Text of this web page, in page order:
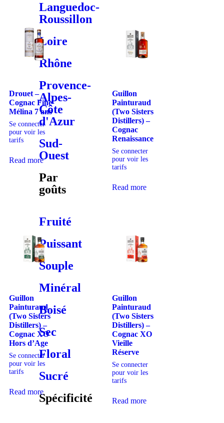
Languedoc-
Roussillon
Loire
Rhône
Provence-
Alpes-
Côte
d'Azur
Sud-
Ouest
Par
goûts
Fruité
Puissant
Souple
Minéral
Boisé
Sec
Floral
Sucré
Spécificité
Drouet –
Cognac Fine
Mélina 7 ans
Se connecter
pour voir les
tarifs
Read more
Guillon
Painturaud
(Two Sisters
Distillers) –
Cognac
Renaissance
Se connecter
pour voir les
tarifs
Read more
Guillon
Painturaud
(Two Sisters
Distillers) –
Cognac XO
Hors d’Age
Se connecter
pour voir les
tarifs
Read more
Guillon
Painturaud
(Two Sisters
Distillers) –
Cognac XO
Vieille
Réserve
Se connecter
pour voir les
tarifs
Read more